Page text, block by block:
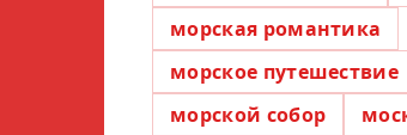
морская романтика
морское путешествие
морской собор